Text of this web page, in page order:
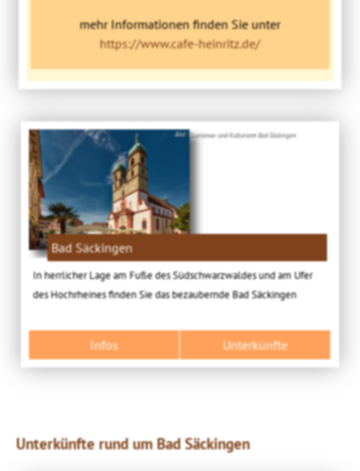
mehr Informationen finden Sie unter
https://www.cafe-heinritz.de/
Bild: Tourismus- und Kulturamt Bad Säckingen
Bad Säckingen
In herrlicher Lage am Fuße des Südschwarzwaldes und am Ufer
des Hochrheines finden Sie das bezaubernde Bad Säckingen
Infos Unterkünfte
Unterkünfte rund um Bad Säckingen